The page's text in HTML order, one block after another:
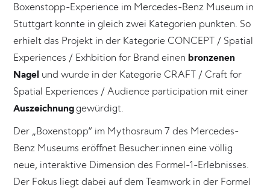
Boxenstopp-Experience im Mercedes-Benz Museum in
Stuttgart konnte in gleich zwei Kategorien punkten. So
erhielt das Projekt in der Kategorie CONCEPT / Spatial
Experiences / Exhbition for Brand einenbronzenen
Nagel und wurde in der Kategorie CRAFT / Craft for
Spatial Experiences / Audience participation mit einer
Auszeichnunggewürdigt.
Der „Boxenstopp“ im Mythosraum 7 des Mercedes-
Benz Museums eröffnet Besucher:innen eine völlig
neue, interaktive Dimension des Formel-1-Erlebnisses.
Der Fokus liegt dabei auf dem Teamwork in der Formel